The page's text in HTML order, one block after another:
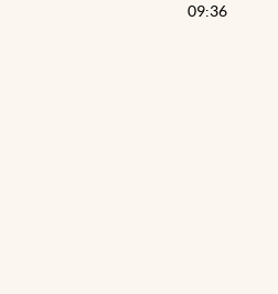
09:36